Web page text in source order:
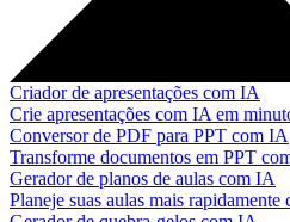
Criador de apresentações com IA
Crie apresentações com IA em
Conversor de PDF para PPT com IA
Transforme documentos em PPT
Gerador de planos de aulas com IA
Planeje suas aulas mais rapidamente